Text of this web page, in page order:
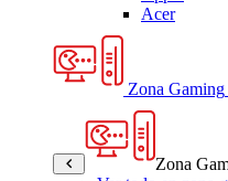
Acer
Zona Gaming
Zona